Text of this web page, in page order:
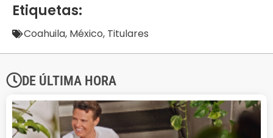
Etiquetas:
Coahuila, México, Titulares
DE ÚLTIMA HORA